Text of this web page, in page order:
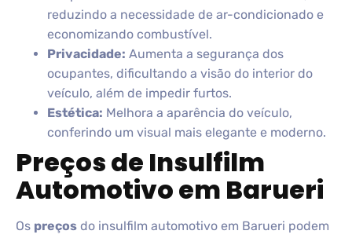
reduzindo a necessidade de ar-condicionado e
economizando combustível.
Privacidade: Aumenta a segurança dos
ocupantes, dificultando a visão do interior do
veículo, além de impedir furtos.
Estética: Melhora a aparência do veículo,
conferindo um visual mais elegante e moderno.
Preços de Insulfilm
Automotivo em Barueri
Os preços do insulfilm automotivo em Barueri podem